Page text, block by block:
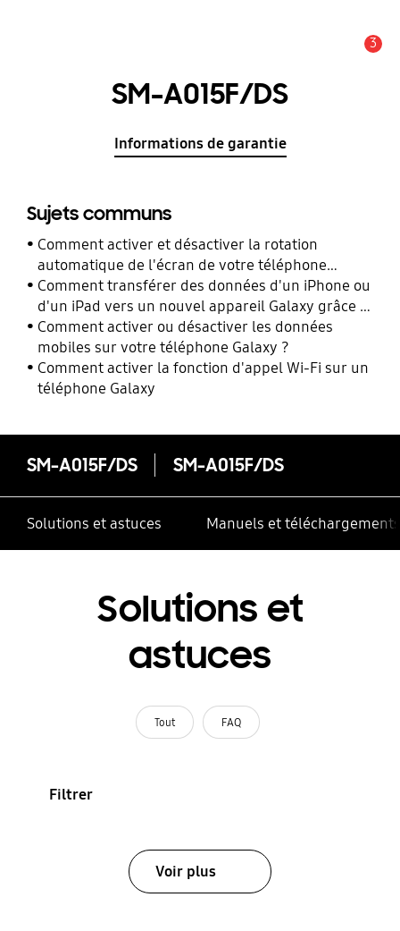
3
SM-A015F/DS
Informations de garantie
Sujets communs
Comment activer et désactiver la rotation
automatique de l'écran de votre téléphone
Galaxy ?
Comment transférer des données d'un iPhone ou
d'un iPad vers un nouvel appareil Galaxy grâce à
Smart Switch ?
Comment activer ou désactiver les données
mobiles sur votre téléphone Galaxy ?
Comment activer la fonction d'appel Wi-Fi sur un
téléphone Galaxy
SM-A015F/DS SM-A015F/DS
Solutions et astuces Manuels et téléchargements
Solutions et
astuces
Tout FAQ
Filtrer
Voir plus